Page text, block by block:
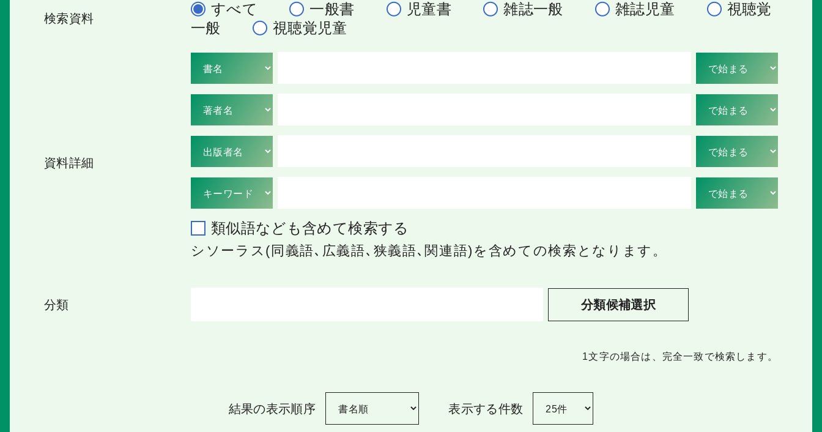
検索資料
すべて 一般書 児童書 雑誌一般 雑誌児童
視聴覚
一般
視聴覚児童
資料詳細
類似語なども含めて検索する
シソーラス(同義語､広義語､狭義語､関連語)を含めての検索となります。
分類 分類候補選択
1文字の場合は、完全一致で検索します。
結果の表示順序 表示する件数